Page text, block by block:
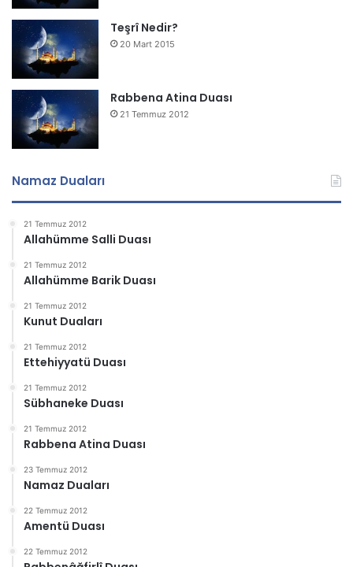
Teşrî Nedir?
20 Mart 2015
Rabbena Atina Duası
21 Temmuz 2012
Namaz Duaları
21 Temmuz 2012
Allahümme Salli Duası
21 Temmuz 2012
Allahümme Barik Duası
21 Temmuz 2012
Kunut Duaları
21 Temmuz 2012
Ettehiyyatü Duası
21 Temmuz 2012
Sübhaneke Duası
21 Temmuz 2012
Rabbena Atina Duası
23 Temmuz 2012
Namaz Duaları
22 Temmuz 2012
Amentü Duası
22 Temmuz 2012